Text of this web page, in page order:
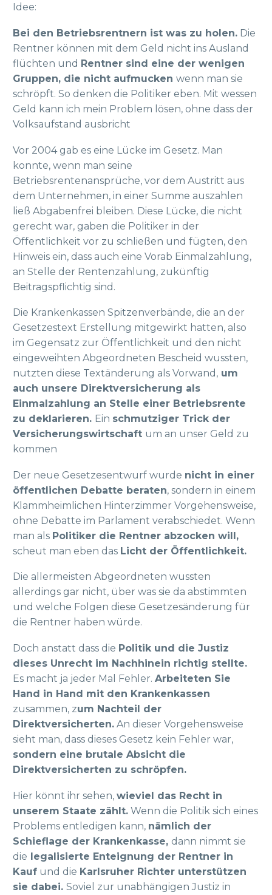
Idee:
Bei den Betriebsrentnern ist was zu holen. Die
Rentner können mit dem Geld nicht ins Ausland
flüchten und Rentner sind eine der wenigen
Gruppen, die nicht aufmucken wenn man sie
schröpft. So denken die Politiker eben. Mit wessen
Geld kann ich mein Problem lösen, ohne dass der
Volksaufstand ausbricht
Vor 2004 gab es eine Lücke im Gesetz. Man
konnte, wenn man seine
Betriebsrentenansprüche, vor dem Austritt aus
dem Unternehmen, in einer Summe auszahlen
ließ Abgabenfrei bleiben. Diese Lücke, die nicht
gerecht war, gaben die Politiker in der
Öffentlichkeit vor zu schließen und fügten, den
Hinweis ein, dass auch eine Vorab Einmalzahlung,
an Stelle der Rentenzahlung, zukünftig
Beitragspflichtig sind.
Die Krankenkassen Spitzenverbände, die an der
Gesetzestext Erstellung mitgewirkt hatten, also
im Gegensatz zur Öffentlichkeit und den nicht
eingeweihten Abgeordneten Bescheid wussten,
nutzten diese Textänderung als Vorwand, um
auch unsere Direktversicherung als
Einmalzahlung an Stelle einer Betriebsrente
zu deklarieren. Ein schmutziger Trick der
Versicherungswirtschaft um an unser Geld zu
kommen
Der neue Gesetzesentwurf wurde nicht in einer
öffentlichen Debatte beraten, sondern in einem
Klammheimlichen Hinterzimmer Vorgehensweise,
ohne Debatte im Parlament verabschiedet. Wenn
man als Politiker die Rentner abzocken will,
scheut man eben das Licht der Öffentlichkeit.
Die allermeisten Abgeordneten wussten
allerdings gar nicht, über was sie da abstimmten
und welche Folgen diese Gesetzesänderung für
die Rentner haben würde.
Doch anstatt dass die Politik und die Justiz
dieses Unrecht im Nachhinein richtig stellte.
Es macht ja jeder Mal Fehler. Arbeiteten Sie
Hand in Hand mit den Krankenkassen
zusammen, zum Nachteil der
Direktversicherten. An dieser Vorgehensweise
sieht man, dass dieses Gesetz kein Fehler war,
sondern eine brutale Absicht die
Direktversicherten zu schröpfen.
Hier könnt ihr sehen, wieviel das Recht in
unserem Staate zählt. Wenn die Politik sich eines
Problems entledigen kann, nämlich der
Schieflage der Krankenkasse, dann nimmt sie
die legalisierte Enteignung der Rentner in
Kauf und die Karlsruher Richter unterstützen
sie dabei. Soviel zur unabhängigen Justiz in